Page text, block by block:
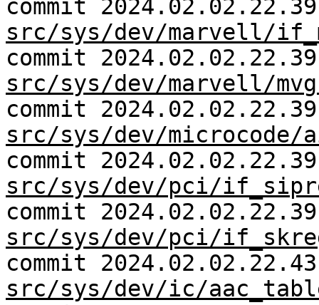
commit
src/sys/dev/marvell/
commit
src/sys/dev/marvell/
commit
src/sys/dev/
commit
src/sys/dev/pci/
commit
src/sys/dev/pci/
commit
src/sys/dev/ic/